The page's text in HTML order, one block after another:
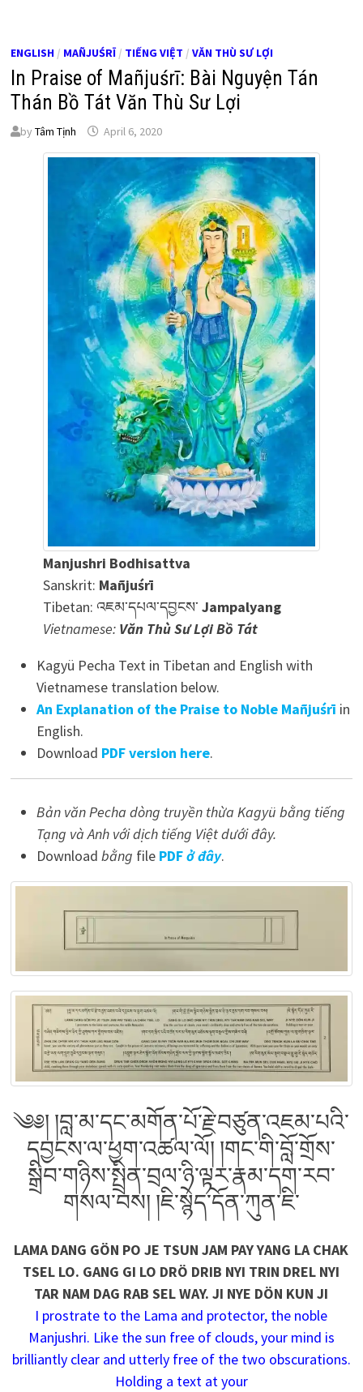
ENGLISH/ MAÑJUŚRĪ/ TIẾNG VIỆT / VĂN THÙ SƯ LỢI
In Praise of Mañjuśrī: Bài Nguyện Tán
Thán Bồ Tát Văn Thù Sư Lợi
by Tâm Tịnh April 6, 2020
Manjushri Bodhisattva
Sanskrit: Mañjuśrī
Tibetan: འཇམ་དཔལ་དབྱངས་ Jampalyang
Vietnamese:Văn Thù Sư Lợi Bồ Tát
Kagyü Pecha Text in Tibetan and English with
Vietnamese translation below.
An Explanation of the Praise to Noble Mañjuśrī in
English.
Download PDF version here.
Bản văn Pecha dòng truyền thừa Kagyü bằng tiếng
Tạng và Anh với dịch tiếng Việt dưới đây.
Download bằng file PDFở đây.
༄༅། །བླ་མ་དང་མགོན་པོ་རྗེ་བཙུན་འཇམ་པའི་
དབྱངས་ལ་ཕྱག་འཚལ་ལོ། །གང་གི་བློ་གྲོས་
སྒྲིབ་གཉིས་སྤྲིན་བྲལ་ཉི་ལྟར་རྣམ་དག་རབ་
གསལ་བས། །ཇི་སྙེད་དོན་ཀུན་ཇི་
LAMA DANG GÖN PO JE TSUN JAM PAY YANG LA CHAK
TSEL LO. GANG GI LO DRÖ DRIB NYI TRIN DREL NYI
TAR NAM DAG RAB SEL WAY. JI NYE DÖN KUN JI
I prostrate to the Lama and protector, the noble
Manjushri. Like the sun free of clouds, your mind is
brilliantly clear and utterly free of the two obscurations.
Holding a text at your